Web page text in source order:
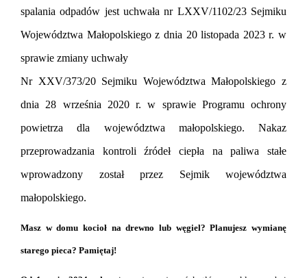
spalania odpadów jest uchwała nr LXXV/1102/23 Sejmiku
Województwa Małopolskiego z dnia 20 listopada 2023 r. w
sprawie zmiany uchwały
Nr XXV/373/20 Sejmiku Województwa Małopolskiego z
dnia 28 września 2020 r. w sprawie Programu ochrony
powietrza dla województwa małopolskiego. Nakaz
przeprowadzania kontroli źródeł ciepła na paliwa stałe
wprowadzony został przez Sejmik województwa
małopolskiego.
Masz w domu kocioł na drewno lub węgiel? Planujesz wymianę
starego pieca? Pamiętaj!